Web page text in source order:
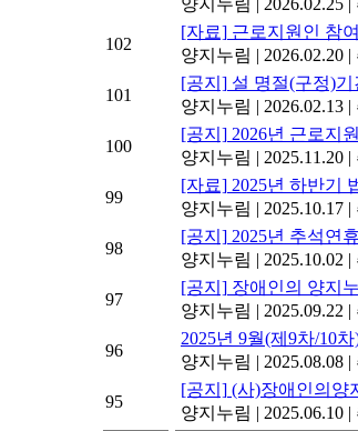
102
[자료] 근로지원인 참
양지누림 | 2026.02.20 |
101
[공지] 설 명절(구정)기
양지누림 | 2026.02.13 |
100
[공지] 2026년 근로지
양지누림 | 2025.11.20 |
99
[자료] 2025년 하반기
양지누림 | 2025.10.17 |
98
[공지] 2025년 추석연
양지누림 | 2025.10.02 |
97
[공지] 장애인의 양지
양지누림 | 2025.09.22 |
96
2025년 9월(제9차/10
양지누림 | 2025.08.08 |
95
[공지] (사)장애인의양
양지누림 | 2025.06.10 |